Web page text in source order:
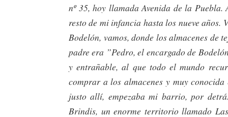
nº 35, hoy llamada Avenida de la
resto de mi infancia hasta los nueve años.
Bodelón, vamos, donde los almacenes de
padre era ”Pedro, el encargado de
y entrañable, al que todo el mundo
comprar a los almacenes y muy
justo allí, empezaba mi barrio, por
Brindis, un enorme territorio llamado